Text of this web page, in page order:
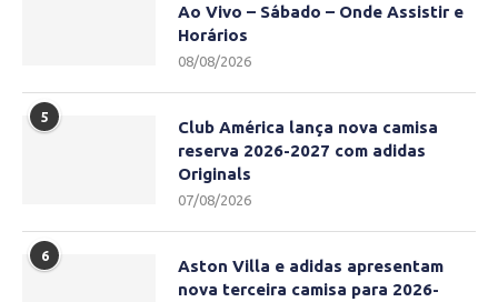
Ao Vivo – Sábado – Onde Assistir e
Horários
08/08/2026
5
Club América lança nova camisa
reserva 2026-2027 com adidas
Originals
07/08/2026
6
Aston Villa e adidas apresentam
nova terceira camisa para 2026-